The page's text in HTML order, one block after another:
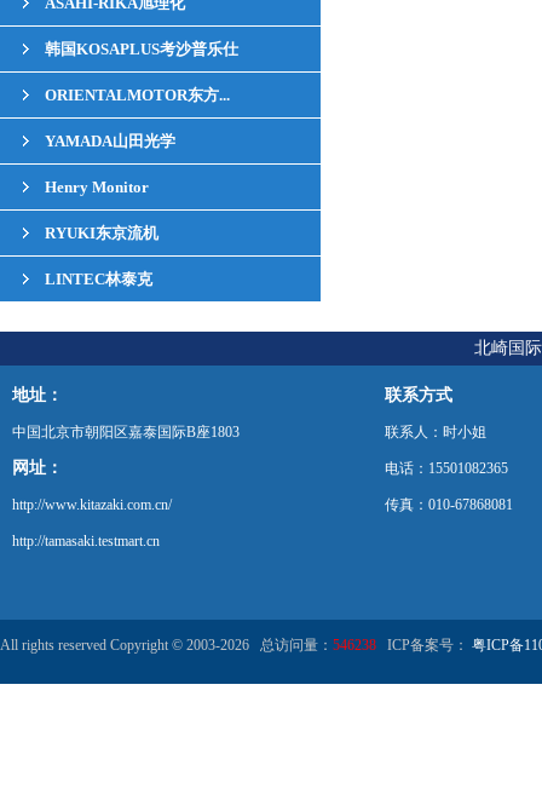
韩国KOSAPLUS考沙普乐仕
ORIENTALMOTOR东方...
YAMADA山田光学
Henry Monitor
RYUKI东京流机
LINTEC林泰克
北崎国
地址：
中国北京市朝阳区嘉泰国际B座1803
网址：
http://www.kitazaki.com.cn/
http://tamasaki.testmart.cn
联系方式
联系人：时小姐
电话：15501082365
传真：010-67868081
All rights reserved Copyright © 2003-2026 总访问量： 546238 ICP备案号： 粤ICP备